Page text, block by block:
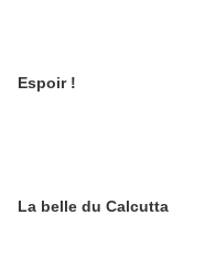
Espoir !
La belle du Calcutta